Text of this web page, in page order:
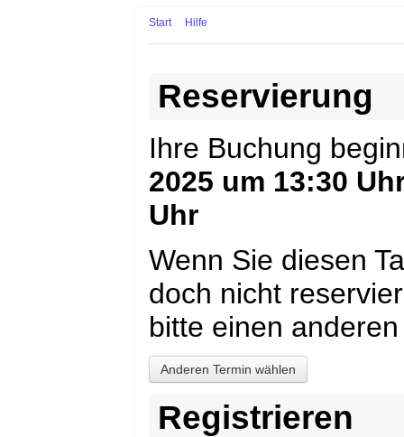
Start Hilfe
Reservierung
Ihre Buchung
2025 um 13:30
Uhr
Wenn Sie diesen
doch nicht
bitte einen
Registrieren